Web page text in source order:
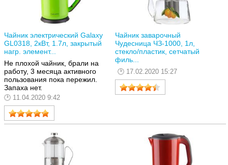
Чайник электрический Galaxy
GL0318, 2кВт, 1.7л, закрытый
нагр. элемент...
Не плохой чайник, брали на
работу, 3 месяца активного
пользования пока пережил.
Запаха нет.
11.04.2020 9:42
Чайник заварочный
Чудесница ЧЗ-1000, 1л,
стекло/пластик, сетчатый
филь...
17.02.2020 15:27